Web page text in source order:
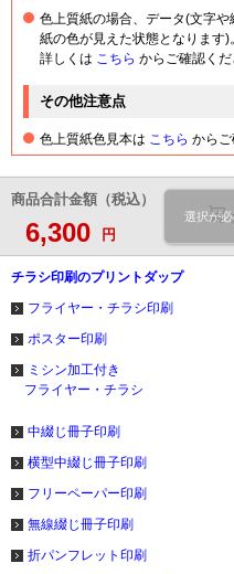
色上質紙の場合、データ(文字
紙の色が見えた状態となります)。
詳しくは こちら からご確認くだ
その他注意点
色上質紙色見本は こちら からご
商品合計金額（税込）
6,300 円
選択が
チラシ印刷のプリントダップ
フライヤー・チラシ印刷
ポスター印刷
ミシン加工付き
フライヤー・チラシ
中綴じ冊子印刷
横型中綴じ冊子印刷
フリーペーパー印刷
無線綴じ冊子印刷
折パンフレット印刷